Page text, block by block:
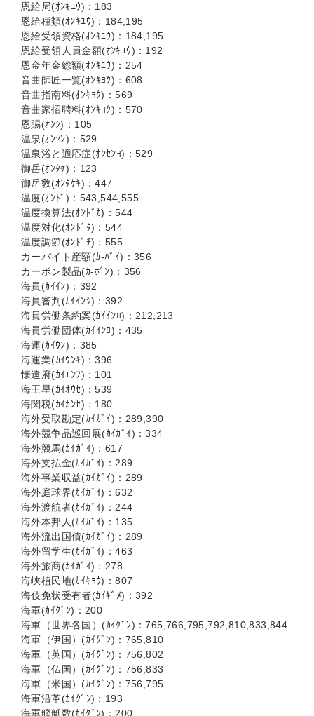
恩給局(ｵﾝｷﾕｳ)：183
恩給種類(ｵﾝｷﾕｳ)：184,195
恩給受領資格(ｵﾝｷﾕｳ)：184,195
恩給受領人員金額(ｵﾝｷﾕｳ)：192
恩金年金総額(ｵﾝｷﾕｳ)：254
音曲師匠一覧(ｵﾝｷﾖｸ)：608
音曲指南料(ｵﾝｷﾖｸ)：569
音曲家招聘料(ｵﾝｷﾖｸ)：570
恩賜(ｵﾝｼ)：105
温泉(ｵﾝｾﾝ)：529
温泉浴と適応症(ｵﾝｾﾝﾖ)：529
御岳(ｵﾝﾀｹ)：123
御岳敎(ｵﾝﾀｹｷ)：447
温度(ｵﾝﾄﾞ)：543,544,555
温度換算法(ｵﾝﾄﾞｶ)：544
温度対化(ｵﾝﾄﾞﾀ)：544
温度調節(ｵﾝﾄﾞﾁ)：555
カーバイト産額(ｶ-ﾊﾞｲ)：356
カーボン製品(ｶ-ﾎﾞﾝ)：356
海員(ｶｲｲﾝ)：392
海員審判(ｶｲｲﾝｼ)：392
海員労働条約案(ｶｲｲﾝﾛ)：212,213
海員労働団体(ｶｲｲﾝﾛ)：435
海運(ｶｲｳﾝ)：385
海運業(ｶｲｳﾝｷ)：396
懐遠府(ｶｲｴﾝﾌ)：101
海王星(ｶｲｵｳｾ)：539
海関税(ｶｲｶﾝｾ)：180
海外受取勘定(ｶｲｶﾞｲ)：289,390
海外競争品巡回展(ｶｲｶﾞｲ)：334
海外競馬(ｶｲｶﾞｲ)：617
海外支払金(ｶｲｶﾞｲ)：289
海外事業収益(ｶｲｶﾞｲ)：289
海外庭球界(ｶｲｶﾞｲ)：632
海外渡航者(ｶｲｶﾞｲ)：244
海外本邦人(ｶｲｶﾞｲ)：135
海外流出国債(ｶｲｶﾞｲ)：289
海外留学生(ｶｲｶﾞｲ)：463
海外旅商(ｶｲｶﾞｲ)：278
海峡植民地(ｶｲｷﾖｳ)：807
海伎免状受有者(ｶｲｷﾞﾒ)：392
海軍(ｶｲｸﾞﾝ)：200
海軍（世界各国）(ｶｲｸﾞﾝ)：765,766,795,792,810,833,844
海軍（伊国）(ｶｲｸﾞﾝ)：765,810
海軍（英国）(ｶｲｸﾞﾝ)：756,802
海軍（仏国）(ｶｲｸﾞﾝ)：756,833
海軍（米国）(ｶｲｸﾞﾝ)：756,795
海軍沿革(ｶｲｸﾞﾝ)：193
海軍艦艇数(ｶｲｸﾞﾝ)：200